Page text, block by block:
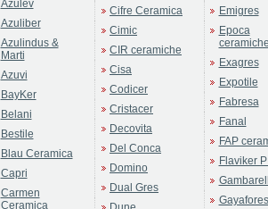
Azulev
Azuliber
Azulindus &
Marti
Azuvi
BayKer
Belani
Bestile
Blau Ceramica
Capri
Carmen
Ceramica
Cifre Ceramica
Cimic
CIR ceramiche
Cisa
Codicer
Cristacer
Decovita
Del Conca
Domino
Dual Gres
Emigres
Epoca
Exagres
Expotile
Fabresa
Fanal
FAP
Flaviker
Gayafores